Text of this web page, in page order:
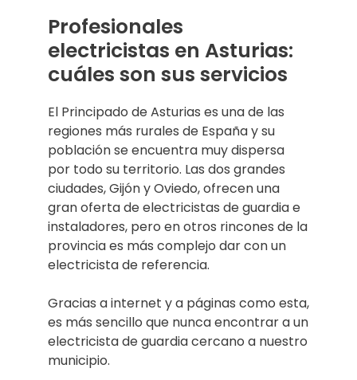
Profesionales
electricistas en Asturias:
cuáles son sus servicios
El Principado de Asturias es una de las
regiones más rurales de España y su
población se encuentra muy dispersa
por todo su territorio. Las dos grandes
ciudades, Gijón y Oviedo, ofrecen una
gran oferta de electricistas de guardia e
instaladores, pero en otros rincones de la
provincia es más complejo dar con un
electricista de referencia.
Gracias a internet y a páginas como esta,
es más sencillo que nunca encontrar a un
electricista de guardia cercano a nuestro
municipio.